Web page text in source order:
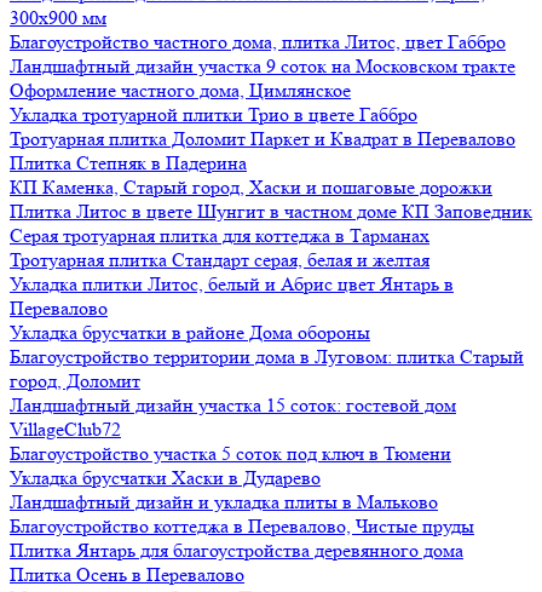
300х900 мм
Благоустройство частного дома, плитка Литос, цвет Габбро
Ландшафтный дизайн участка 9 соток на Московском тракте
Оформление частного дома, Цимлянское
Укладка тротуарной плитки Трио в цвете Габбро
Тротуарная плитка Доломит Паркет и Квадрат в Перевалово
Плитка Степняк в Падерина
КП Каменка, Старый город, Хаски и пошаговые дорожки
Плитка Литос в цвете Шунгит в частном доме КП Заповедник
Серая тротуарная плитка для коттеджа в Тарманах
Тротуарная плитка Стандарт серая, белая и желтая
Укладка плитки Литос, белый и Абрис цвет Янтарь в
Перевалово
Укладка брусчатки в районе Дома обороны
Благоустройство территории дома в Луговом: плитка Старый
город, Доломит
Ландшафтный дизайн участка 15 соток: гостевой дом
VillageClub72
Благоустройство участка 5 соток под ключ в Тюмени
Укладка брусчатки Хаски в Дударево
Ландшафтный дизайн и укладка плиты в Мальково
Благоустройство коттеджа в Перевалово, Чистые пруды
Плитка Янтарь для благоустройства деревянного дома
Плитка Осень в Перевалово